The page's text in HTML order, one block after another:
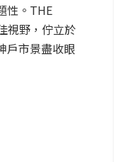
性。THE
視野，佇立於
戶市景盡收眼